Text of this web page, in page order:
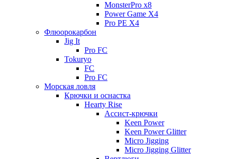
MonsterPro x8
Power Game X4
Pro PE X4
Флюорокарбон
Jig It
Pro FC
Tokuryo
FC
Pro FC
Морская ловля
Крючки и оснастка
Hearty Rise
Ассист-крючки
Keen Power
Keen Power Glitter
Micro Jigging
Micro Jigging Glitter